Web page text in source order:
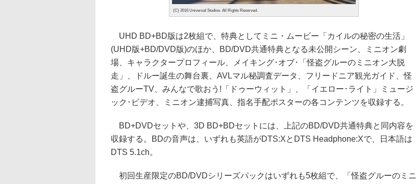
(C) 2016 Universal Studios. All Rights Reserved.
UHD BD+BD版は2枚組で、特典としてミニ・ムービー「カイルの秘密の生活」
(UHD版+BD/DVD版)のほか、BD/DVD共通特典となる未公開シーン、ミニオン劇
場、キャラクタープロフィール、メイキング･オブ･「怪盗グルーのミニオン大脱
走」、ドルー誕生の舞台裏、AVLマル秘調査データ、フリードニア観光ガイド、怪
盗グルーTV、みんなで歌おう!「ドゥーウィット」、「イエロー･ライト」ミュージ
ック･ビデオ、ミニオン逮捕写真、指名手配ポスターの各コンテンツを収録する。
BD+DVDセットや、3D BD+BDセットには、上記のBD/DVD共通特典と同内容を
収録する。BDの音声は、いずれも英語がDTS:XとDTS Headphone:Xで、日本語は
DTS 5.1ch。
初回生産限定のBD/DVDシリーズパックはいずれも5枚組で、「怪盗グルーのミニ